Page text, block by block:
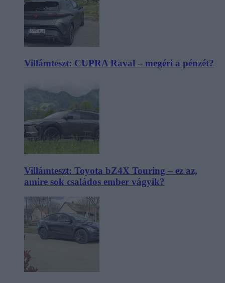
Villámteszt: CUPRA Raval – megéri a pénzét?
Villámteszt: Toyota bZ4X Touring – ez az,
amire sok családos ember vágyik?